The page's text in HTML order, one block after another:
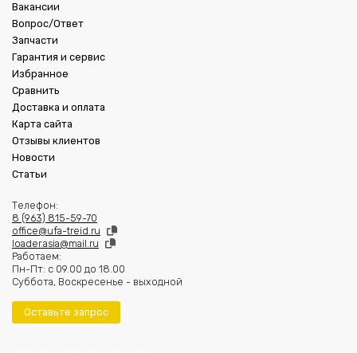
Вакансии
Вопрос/Ответ
Запчасти
Гарантия и сервис
Избранное
Сравнить
Доставка и оплата
Карта сайта
Отзывы клиентов
Новости
Статьи
Телефон:
8 (963) 815-59-70
office@ufa-treid.ru
loader.asia@mail.ru
Работаем:
Пн-Пт: с 09.00 до 18.00
Суббота, Воскресенье - выходной
Оставьте запрос